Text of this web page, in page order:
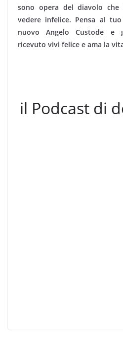
sono opera del diavolo
vedere infelice. Pensa al
nuovo Angelo Custode e
ricevuto vivi felice e ama la
il Podcast di